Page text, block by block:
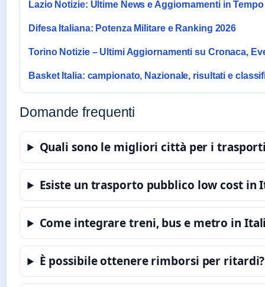
Lazio Notizie: Ultime News e Aggiornamenti in
Difesa Italiana: Potenza Militare e Ranking 2026
Torino Notizie – Ultimi Aggiornamenti su Cronaca,
Basket Italia: campionato, Nazionale, risultati e
Domande frequenti
Quali sono le migliori città per i
Esiste un trasporto pubblico low cost in
Come integrare treni, bus e metro in
È possibile ottenere rimborsi per ritardi?